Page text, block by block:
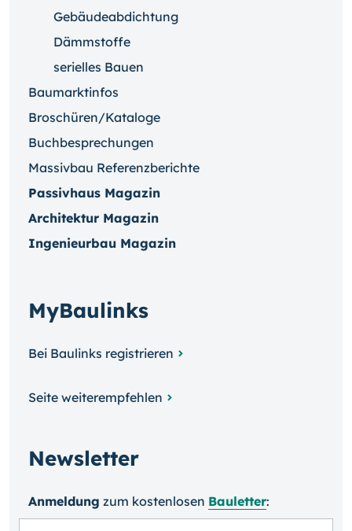
Gebäudeabdichtung
Dämmstoffe
serielles Bauen
Baumarktinfos
Broschüren/Kataloge
Buchbesprechungen
Massivbau Referenzberichte
Passivhaus Magazin
Architektur Magazin
Ingenieurbau Magazin
MyBaulinks
Bei Baulinks registrieren
Seite weiterempfehlen
Newsletter
Anmeldung zum kosten­losen Bauletter: